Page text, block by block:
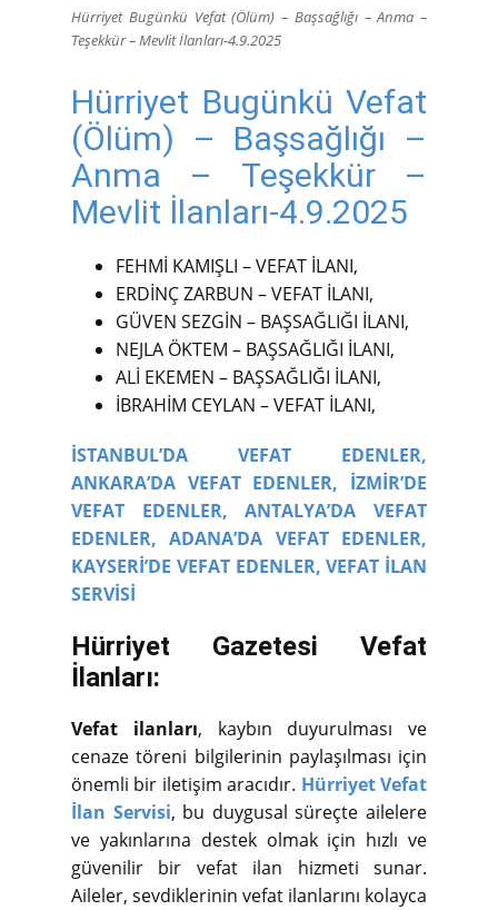
Hürriyet Bugünkü Vefat (Ölüm) – Başsağlığı – Anma –
Teşekkür – Mevlit İlanları-4.9.2025
Hürriyet Bugünkü Vefat
(Ölüm) – Başsağlığı –
Anma – Teşekkür –
Mevlit İlanları-4.9.2025
FEHMİ KAMIŞLI – VEFAT İLANI,
ERDİNÇ ZARBUN – VEFAT İLANI,
GÜVEN SEZGİN – BAŞSAĞLIĞI İLANI,
NEJLA ÖKTEM – BAŞSAĞLIĞI İLANI,
ALİ EKEMEN – BAŞSAĞLIĞI İLANI,
İBRAHİM CEYLAN – VEFAT İLANI,
İSTANBUL’DA VEFAT EDENLER,
ANKARA’DA VEFAT EDENLER, İZMİR’DE
VEFAT EDENLER,
ANTALYA’DA VEFAT
EDENLER, ADANA’DA VEFAT EDENLER,
KAYSERİ’DE VEFAT EDENLER, VEFAT İLAN
SERVİSİ
Hürriyet Gazetesi Vefat
İlanları:
Vefat ilanları, kaybın duyurulması ve
cenaze töreni bilgilerinin paylaşılması için
önemli bir iletişim aracıdır. Hürriyet Vefat
İlan Servisi, bu duygusal süreçte ailelere
ve yakınlarına destek olmak için hızlı ve
güvenilir bir vefat ilan hizmeti sunar.
Aileler, sevdiklerinin vefat ilanlarını kolayca